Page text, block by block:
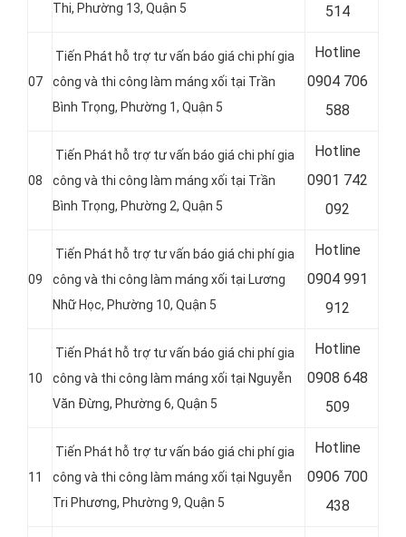
Thi, Phường 13, Quận 5
514
07
Tiến Phát hỗ trợ tư vấn báo giá chi phí gia
công và thi công làm máng xối tại Trần
Bình Trọng, Phường 1, Quận 5
Hotline
0904 706
588
08
Tiến Phát hỗ trợ tư vấn báo giá chi phí gia
công và thi công làm máng xối tại Trần
Bình Trọng, Phường 2, Quận 5
Hotline
0901 742
092
09
Tiến Phát hỗ trợ tư vấn báo giá chi phí gia
công và thi công làm máng xối tại Lương
Nhữ Học, Phường 10, Quận 5
Hotline
0904 991
912
10
Tiến Phát hỗ trợ tư vấn báo giá chi phí gia
công và thi công làm máng xối tại Nguyễn
Văn Đừng, Phường 6, Quận 5
Hotline
0908 648
509
11
Tiến Phát hỗ trợ tư vấn báo giá chi phí gia
công và thi công làm máng xối tại Nguyễn
Tri Phương, Phường 9, Quận 5
Hotline
0906 700
438